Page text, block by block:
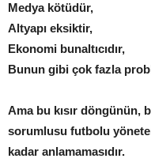
Medya kötüdür,
Altyapı eksiktir,
Ekonomi bunaltıcıdır,
Bunun gibi çok fazla
Ama bu kısır döngünün,
sorumlusu futbolu
kadar anlamamasıdır.